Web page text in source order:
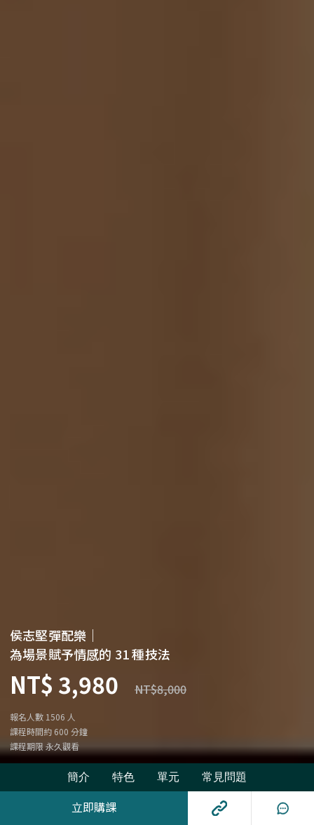
侯志堅彈配樂｜
為場景賦予情感的 31 種技法
NT$ 3,980 NT$8,000
報名人數 1506 人
課程時間約 600 分鐘
課程期限 永久觀看
簡介 特色 單元 常見問題
立即購課